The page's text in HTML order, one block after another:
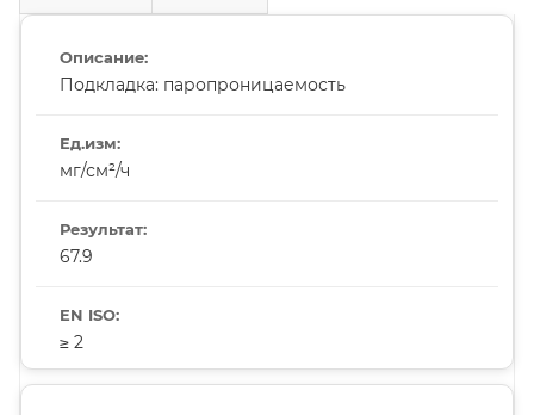
Подкладка: паропроницаемость
мг/см²/ч
67.9
≥ 2